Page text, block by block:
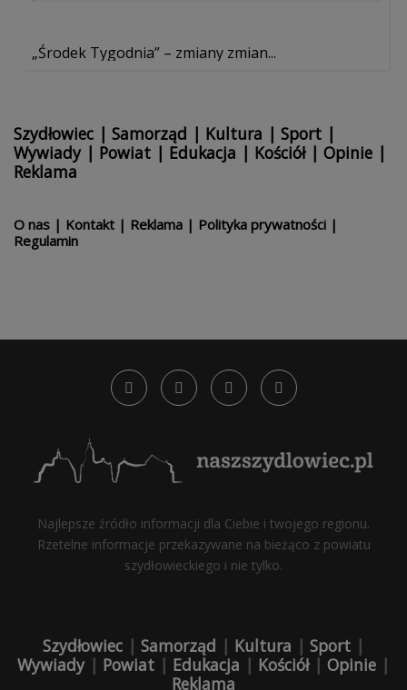
„Środek Tygodnia” – zmiany zmian...
Szydłowiec | Samorząd | Kultura | Sport |
Wywiady| Powiat | Edukacja | Kościół| Opinie |
Reklama
O nas | Kontakt | Reklama | Polityka prywatności |
Regulamin
Najlepsze źródło informacji dla Ciebie i twojego regionu.
Rzetelne informacje przekazywane na bieżąco z powiatu
szydłowieckiego i nie tylko.
Szydłowiec | Samorząd | Kultura | Sport |
Wywiady| Powiat | Edukacja | Kościół| Opinie |
Reklama